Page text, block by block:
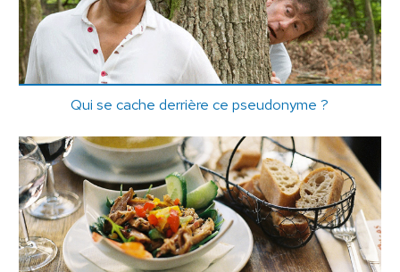
Qui se cache derrière ce pseudonyme ?